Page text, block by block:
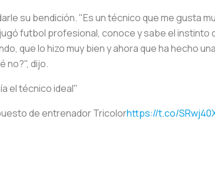
su bendición. "Es un técnico que me gusta
futbol profesional, conoce y sabe el instinto
que lo hizo muy bien y ahora que ha hecho
no?", dijo.
el técnico ideal"
de entrenador Tricolorhttps://t.co/